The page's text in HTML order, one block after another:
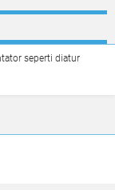
seperti diatur